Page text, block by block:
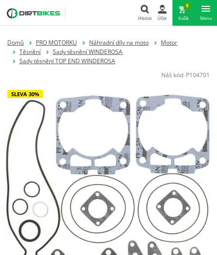
Hledat Účet
0
Košík Menu
Domů PRO MOTORKU Náhradní díly na moto
Motor
Těsnění
Sady těsnění WINDEROSA
Sady těsnění TOP END WINDEROSA
Náš kód: P104701
SLEVA 30%